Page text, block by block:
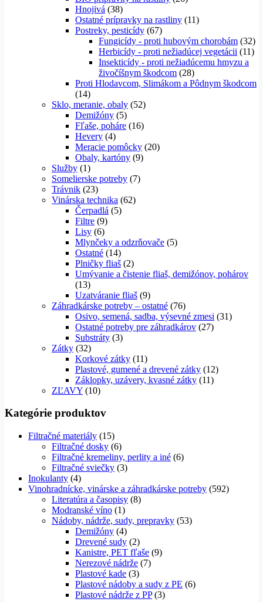
Hnojivá (38)
Ostatné prípravky na rastliny (11)
Postreky, pesticídy (67)
Fungicídy - proti hubovým chorobám (32)
Herbicídy - proti nežiadúcej vegetácii (11)
Insekticídy - proti nežiadúcemu hmyzu a
živočíšnym škodcom (28)
Proti Hlodavcom, Slimákom a Pôdnym škodcom
(14)
Sklo, meranie, obaly (52)
Demižóny (5)
Fľaše, poháre (16)
Hevery (4)
Meracie pomôcky (20)
Obaly, kartóny (9)
Služby (1)
Somelierske potreby (7)
Trávnik (23)
Vinárska technika (62)
Čerpadlá (5)
Filtre (9)
Lisy (6)
Mlynčeky a odzrňovače (5)
Ostatné (14)
Plničky fliaš (2)
Umývanie a čistenie fliaš, demižónov, pohárov
(13)
Uzatváranie fliaš (9)
Záhradkárske potreby – ostatné (76)
Osivo, semená, sadba, výsevné zmesi (31)
Ostatné potreby pre záhradkárov (27)
Substráty (3)
Zátky (32)
Korkové zátky (11)
Plastové, gumené a drevené zátky (12)
Záklopky, uzávery, kvasné zátky (11)
ZĽAVY (10)
Kategórie produktov
Filtračné materiály (15)
Filtračné dosky (6)
Filtračné kremeliny, perlity a iné (6)
Filtračné sviečky (3)
Inokulanty (4)
Vinohradnícke, vinárske a záhradkárske potreby (592)
Literatúra a časopisy (8)
Modranské víno (1)
Nádoby, nádrže, sudy, prepravky (53)
Demižóny (4)
Drevené sudy (2)
Kanistre, PET fľaše (9)
Nerezové nádrže (7)
Plastové kade (3)
Plastové nádoby a sudy z PE (6)
Plastové nádrže z PP (3)